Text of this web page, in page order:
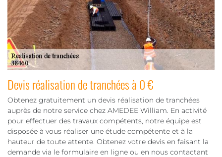
Devis réalisation de tranchées à 0 €
Obtenez gratuitement un devis réalisation de tranchées
auprès de notre service chez AMEDEE William. En activité
pour effectuer des travaux compétents, notre équipe est
disposée à vous réaliser une étude compétente et à la
hauteur de toute attente. Obtenez votre devis en faisant la
demande via le formulaire en ligne ou en nous contactant